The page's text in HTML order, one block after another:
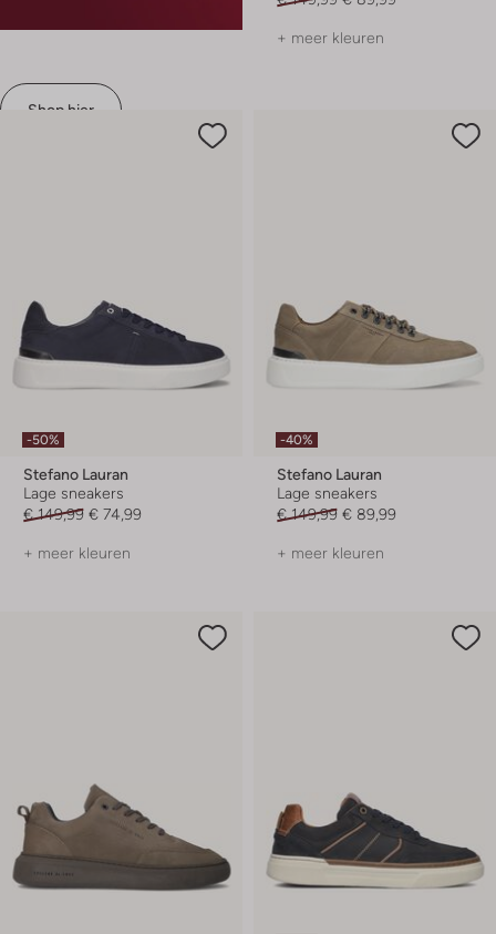
Shop hier
+ meer kleuren
-50%
Stefano Lauran
Lage sneakers
€ 149,99 € 74,99
+ meer kleuren
-40%
Stefano Lauran
Lage sneakers
€ 149,99 € 89,99
+ meer kleuren